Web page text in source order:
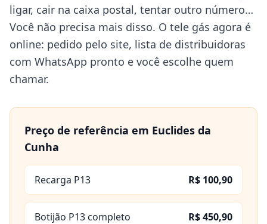
ligar, cair na caixa postal, tentar outro número…
Você não precisa mais disso. O tele gás agora é
online: pedido pelo site, lista de distribuidoras
com WhatsApp pronto e você escolhe quem
chamar.
Preço de referência em Euclides da
Cunha
Recarga P13 R$ 100,90
Botijão P13 completo R$ 450,90